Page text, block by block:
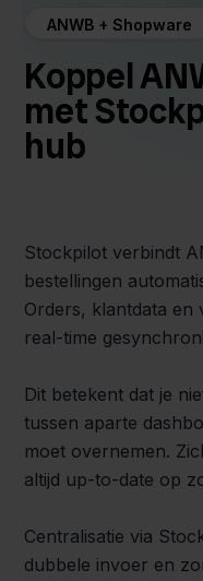
ANWB + Shopware
Koppel
met
hub
Stockpilot verbindt
bestellingen
Orders, klantdata
real-time
Dit betekent dat je
tussen aparte
moet overnemen.
altijd up-to-date op
Centralisatie via
dubbele invoer en